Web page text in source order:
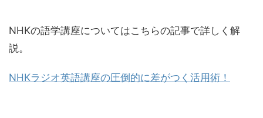
NHKの語学講座についてはこちらの記事で詳しく解
説。
NHKラジオ英語講座の圧倒的に差がつく活用術！